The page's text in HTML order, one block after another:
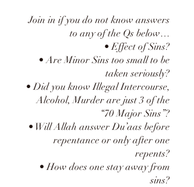
Join in if you do not know answers
to any of the Qs below…
• Effect of Sins?
• Are Minor Sins too small to be
taken seriously?
• Did you know Illegal Intercourse,
Alcohol, Murder are just 3 of the
“70 Major Sins”?
• Will Allah answer Du’aas before
repentance or only after one
repents?
• How does one stay away from
sins?